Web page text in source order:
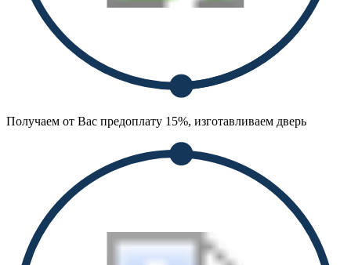
Получаем от Вас предоплату 15%, изготавливаем дверь